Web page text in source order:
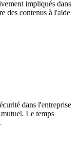
impliqués dans
des contenus à l'aide
dans l'entreprise
mutuel. Le temps